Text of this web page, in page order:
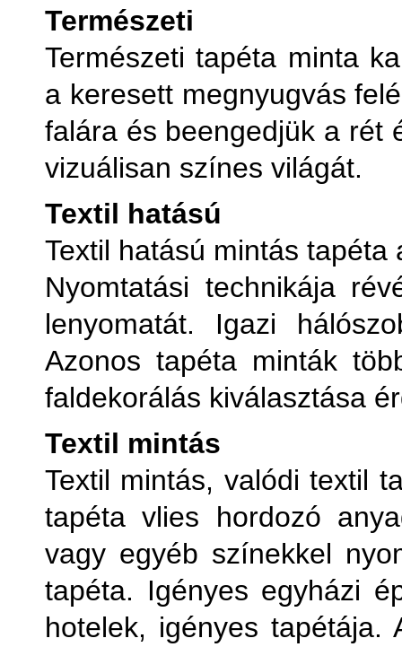
Természeti
Természeti tapéta minta
a keresett megnyugvás
falára és beengedjük a rét
vizuálisan színes világát.
Textil hatású
Textil hatású mintás
Nyomtatási technikája
lenyomatát. Igazi
Azonos tapéta minták
faldekorálás kiválasztása
Textil mintás
Textil mintás, valódi textil
tapéta vlies hordozó
vagy egyéb színekkel
tapéta. Igényes egyházi
hotelek, igényes tapétája.